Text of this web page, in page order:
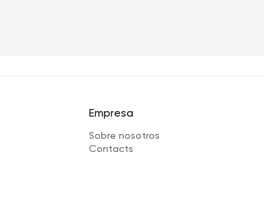
Empresa
Sobre nosotros
Сontacts